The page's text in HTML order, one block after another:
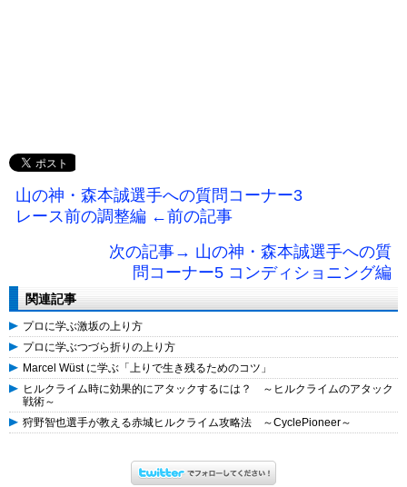
山の神・森本誠選手への質問コーナー3
レース前の調整編 ←前の記事
次の記事→ 山の神・森本誠選手への質
問コーナー5 コンディショニング編
関連記事
プロに学ぶ激坂の上り方
プロに学ぶつづら折りの上り方
Marcel Wüst に学ぶ「上りで生き残るためのコツ」
ヒルクライム時に効果的にアタックするには？ ～ヒルクライムのアタック
戦術～
狩野智也選手が教える赤城ヒルクライム攻略法 ～CyclePioneer～